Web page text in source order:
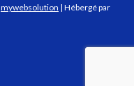
mywebsolution | Hébergé par